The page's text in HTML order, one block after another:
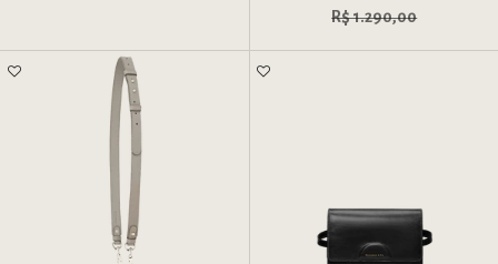
Preço normal
R$ 1.290,00